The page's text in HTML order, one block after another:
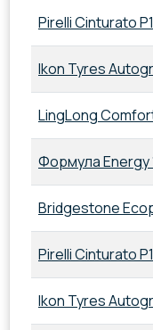
Pirelli Cinturato
Ikon Tyres
LingLong
Формула Energy
Bridgestone
Pirelli Cinturato
Ikon Tyres